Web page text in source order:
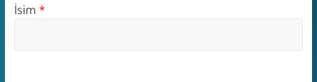
İsim *